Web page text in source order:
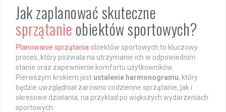
Jak zaplanować skuteczne
sprzątanie obiektów sportowych?
Planowanie sprzątania obiektów sportowych to kluczowy
proces, który pozwala na utrzymanie ich w odpowiednim
stanie oraz zapewnienie komfortu użytkowników.
Pierwszym krokiem jest ustalenie harmonogramu, który
będzie uwzględniał zarówno codzienne sprzątanie, jak i
okresowe działania, na przykład po większych wydarzeniach
sportowych.